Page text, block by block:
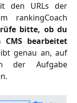
den URLs der
rankingCoach
bitte, ob du
bearbeitet
genau an, auf
der Aufgabe